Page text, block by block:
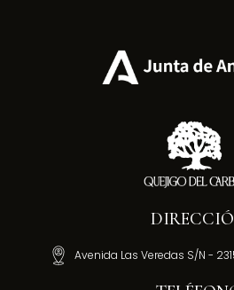
Avenida Las Veredas S/N -